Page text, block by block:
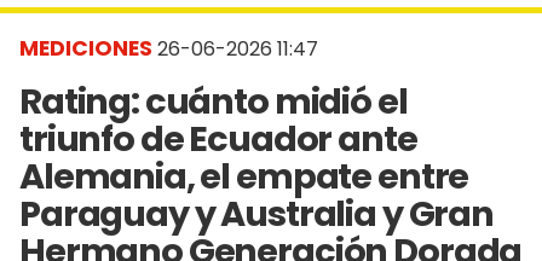
MEDICIONES 26-06-2026 11:47
Rating: cuánto midió el
triunfo de Ecuador ante
Alemania, el empate entre
Paraguay y Australia y Gran
Hermano Generación Dorada